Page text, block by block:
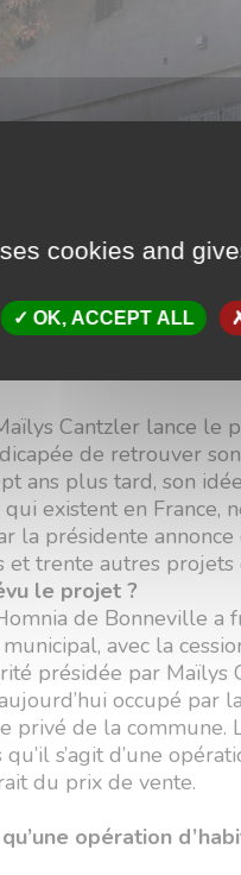
Cantzler lance le
de retrouver
ans plus tard, son
existent en France,
la présidente
et trente autres projets
le projet ?
de Bonneville a
avec la
présidée par
occupé par
privé de la commune.
s’agit d’une
du prix de vente.
opération
cookies and
OK, ACCEPT ALL